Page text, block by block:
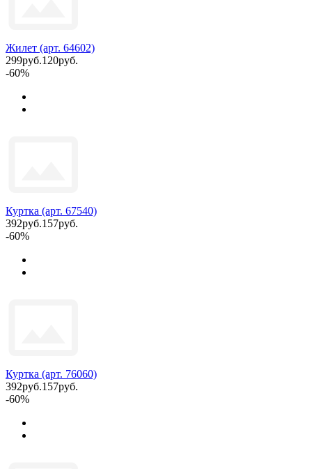
Жилет (арт. 64602)
299руб.120руб.
-60%
Куртка (арт. 67540)
392руб.157руб.
-60%
Куртка (арт. 76060)
392руб.157руб.
-60%